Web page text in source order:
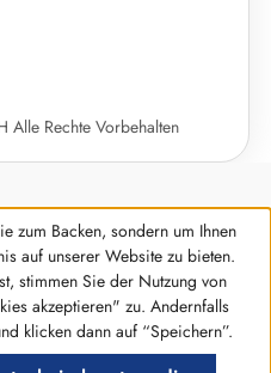
Alle Rechte Vorbehalten
zum Backen, sondern um Ihnen
auf unserer Website zu bieten.
stimmen Sie der Nutzung von
akzeptieren" zu. Andernfalls
klicken dann auf “Speichern”.